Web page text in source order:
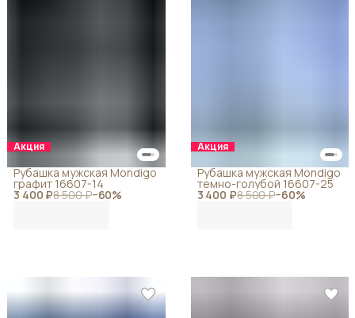
Акция
3 400 ₽8 500 ₽−60%
Рубашка мужская Mondigo
графит 16607-14
Акция
3 400 ₽8 500 ₽−60%
Рубашка мужская Mondigo
темно-голубой 16607-25